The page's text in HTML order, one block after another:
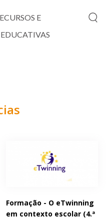
E
Formação - O eTwinning
em contexto escolar (4.ª